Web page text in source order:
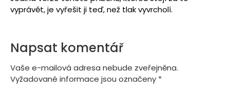
vyprávět, je vyřešit ji teď, než tlak vyvrcholí.
Napsat komentář
Vaše e-mailová adresa nebude zveřejněna.
Vyžadované informace jsou označeny *